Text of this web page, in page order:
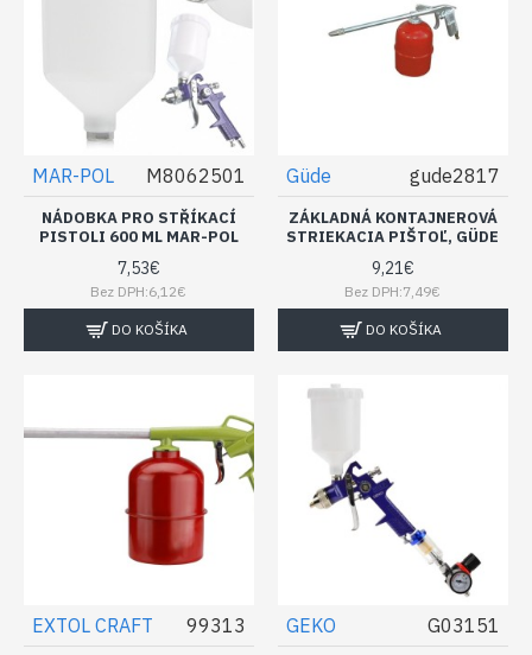
MAR-POL M8062501
NÁDOBKA PRO STŘÍKACÍ
PISTOLI 600 ML MAR-POL
7,53€
Bez DPH:6,12€
DO KOŠÍKA
Güde gude2817
ZÁKLADNÁ KONTAJNEROVÁ
STRIEKACIA PIŠTOĽ, GÜDE
9,21€
Bez DPH:7,49€
DO KOŠÍKA
EXTOL CRAFT 99313 GEKO G03151